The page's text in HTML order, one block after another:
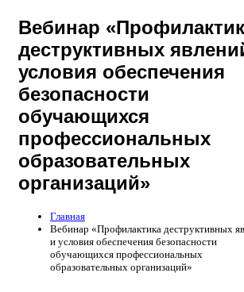
Вебинар
деструктивных
условия обеспечения
безопасности
обучающихся
профессиональных
образовательных
организаций»
Главная
Вебинар «Профилактика деструктивных
и условия обеспечения безопасности
обучающихся профессиональных
образовательных организаций»